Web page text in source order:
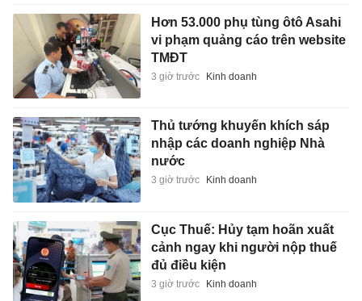
Hơn 53.000 phụ tùng ôtô Asahi
vi phạm quảng cáo trên website
TMĐT
3 giờ trước Kinh doanh
Thủ tướng khuyến khích sáp
nhập các doanh nghiệp Nhà
nước
3 giờ trước Kinh doanh
Cục Thuế: Hủy tạm hoãn xuất
cảnh ngay khi người nộp thuế
đủ điều kiện
3 giờ trước Kinh doanh